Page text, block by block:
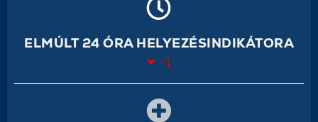
ELMÚLT 24 ÓRA HELYEZÉSINDIKÁTORA
-1